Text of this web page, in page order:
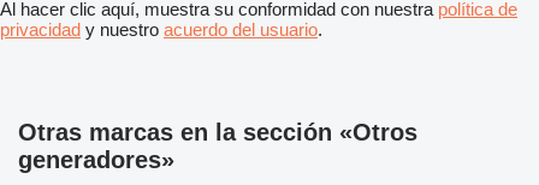
Al hacer clic aquí, muestra su conformidad con nuestra política de
privacidad y nuestro acuerdo del usuario.
Otras marcas en la sección «Otros
generadores»